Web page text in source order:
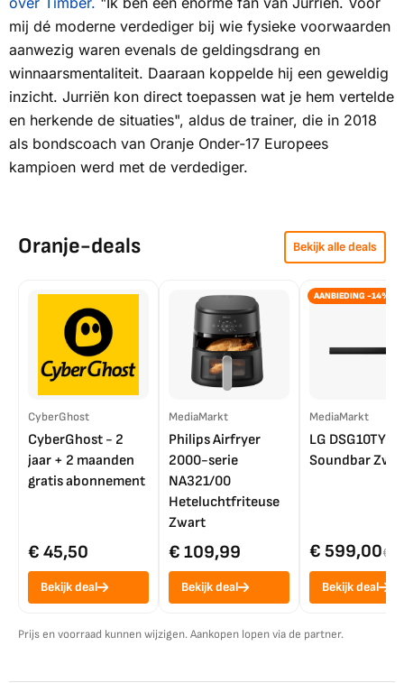
mij dé moderne verdediger bij wie fysieke voorwaarden
aanwezig waren evenals de geldingsdrang en
winnaarsmentaliteit. Daaraan koppelde hij een geweldig
inzicht. Jurriën kon direct toepassen wat je hem vertelde
en herkende de situaties", aldus de trainer, die in 2018
als bondscoach van Oranje Onder-17 Europees
kampioen werd met de verdediger.
Oranje-deals Bekijk alle deals
CyberGhost
CyberGhost - 2
jaar + 2 maanden
gratis abonnement
€ 45,50
Bekijk deal
MediaMarkt
Philips Airfryer
2000-serie
NA321/00
Heteluchtfriteuse
Zwart
€ 109,99
Bekijk deal
AANBIEDING -14%
MediaMarkt
LG DSG10TY
Soundbar
€ 599,00€
Bekijk deal
Prijs en voorraad kunnen wijzigen. Aankopen lopen via de partner.